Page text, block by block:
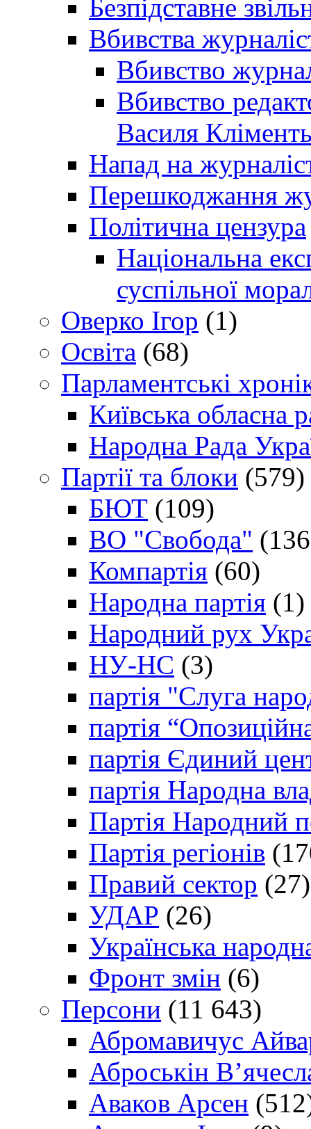
Безпідставне
Вбивства
Вбивство
Вбивство
Василя
Напад на
Перешкоджання
Політична цензура
Національна
суспільної
Оверко Ігор (1)
Освіта (68)
Парламентські
Київська обласна
Народна Рада
Партії та блоки (579)
БЮТ (109)
ВО "Свобода"
Компартія (60)
Народна партія (1)
Народний рух
НУ-НС (3)
партія "Слуга
партія
партія Єдиний
партія Народна
Партія Народний
Партія регіонів
Правий сектор (27)
УДАР (26)
Українська
Фронт змін (6)
Персони (11 643)
Абромавичус
Аброськін
Аваков Арсен